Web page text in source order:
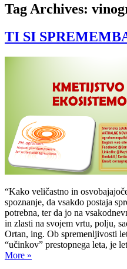
Tag Archives:
TI SI
“Kako veličastno in
spoznanje, da vsakdo postaja
potrebna, ter da jo na
in zlasti na svojem vrtu, polju,
Ortan, ing. Ob spremenljivosti
“učinkov” prestopnega leta, je
More »